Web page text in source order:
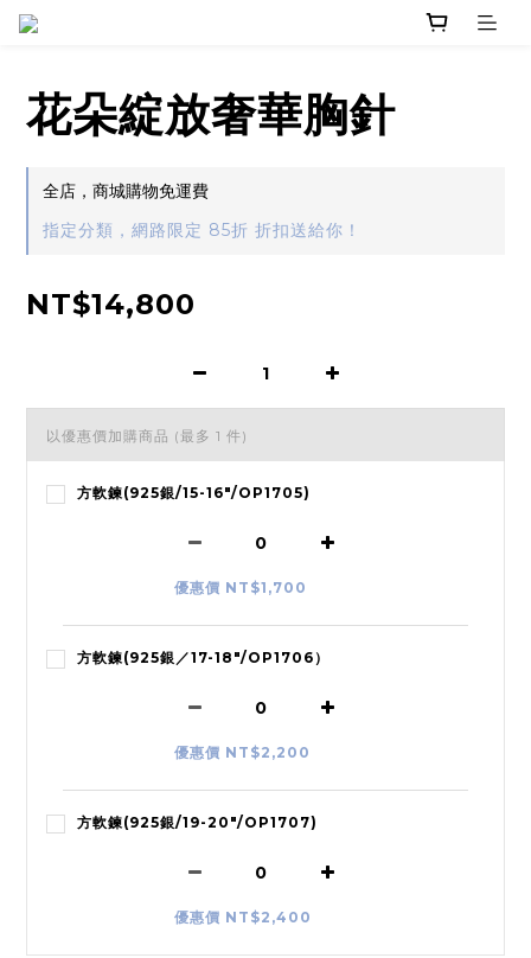
花朵綻放奢華胸針
全店，商城購物免運費
指定分類，網路限定 85折 折扣送給你！
NT$14,800
以優惠價加購商品 (最多 1 件)
方軟鍊(925銀/15-16"/OP1705)
優惠價 NT$1,700
方軟鍊(925銀／17-18"/OP1706）
優惠價 NT$2,200
方軟鍊(925銀/19-20"/OP1707)
優惠價 NT$2,400